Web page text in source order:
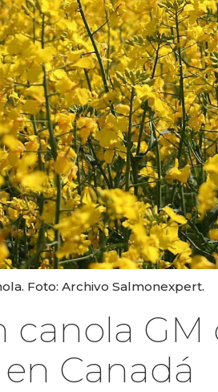
Foto: Archivo Salmonexpert.
canola
Canadá